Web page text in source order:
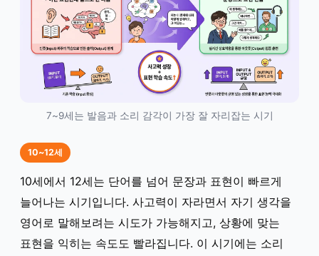
7~9세는 발음과 소리 감각이 가장 잘 자리잡는 시기
10~12세
10세에서 12세는 단어를 넘어 문장과 표현이 빠르게
늘어나는 시기입니다. 사고력이 자라면서 자기 생각을
영어로 말해보려는 시도가 가능해지고, 상황에 맞는
표현을 익히는 속도도 빨라집니다. 이 시기에는 소리